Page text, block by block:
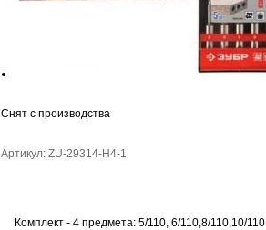
Снят с производства
Артикул: ZU-29314-H4-1
Комплект - 4 предмета: 5/110, 6/110,8/110,10/110